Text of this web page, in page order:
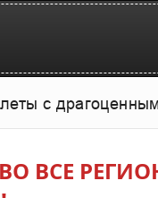
с
ВСЕ